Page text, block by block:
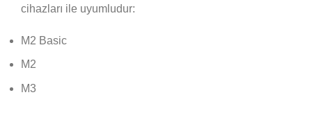
cihazları ile uyumludur:
M2 Basic
M2
M3